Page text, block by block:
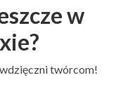
w
twórcom!